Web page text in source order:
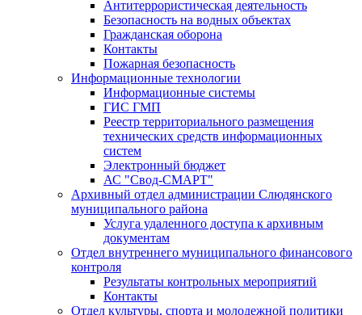
Антитеррористическая деятельность
Безопасность на водных объектах
Гражданская оборона
Контакты
Пожарная безопасность
Информационные технологии
Информационные системы
ГИС ГМП
Реестр территориального размещения
технических средств информационных
систем
Электронный бюджет
АС "Свод-СМАРТ"
Архивный отдел администрации Слюдянского
муниципального района
Услуга удаленного доступа к архивным
документам
Отдел внутреннего муниципального финансового
контроля
Результаты контрольных мероприятий
Контакты
Отдел культуры, спорта и молодежной политики